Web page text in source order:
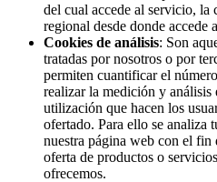
del cual accede al servicio, la
regional desde donde accede
Cookies de análisis: Son
tratadas por nosotros o por
permiten cuantificar el
realizar la medición y análisis
utilización que hacen los
ofertado. Para ello se analiza
nuestra página web con el fin
oferta de productos o
ofrecemos.